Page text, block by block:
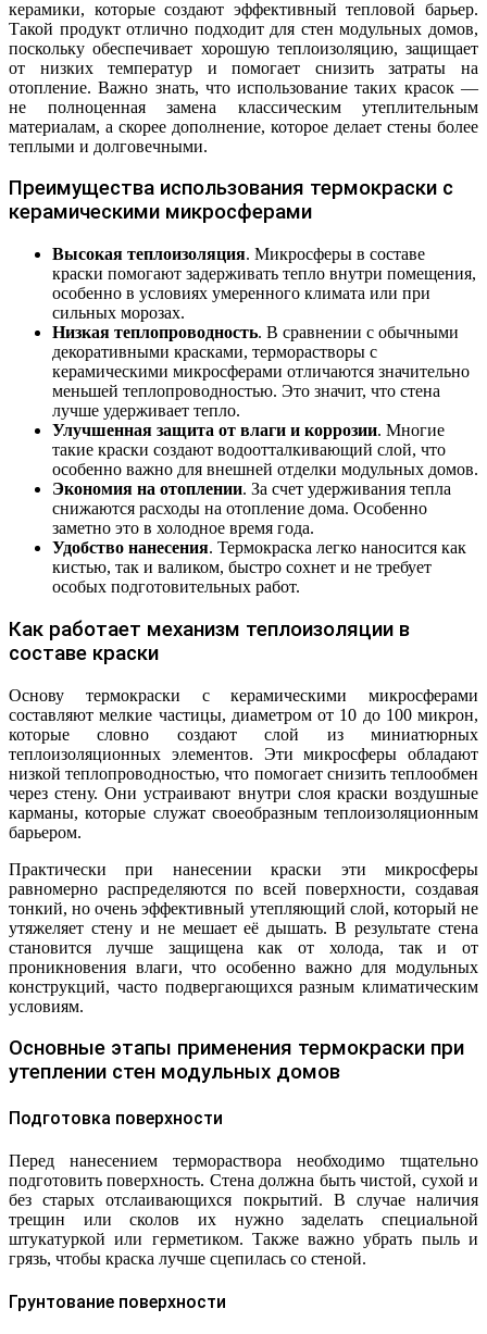
керамики, которые создают эффективный тепловой барьер.
Такой продукт отлично подходит для стен модульных домов,
поскольку обеспечивает хорошую теплоизоляцию, защищает
от низких температур и помогает снизить затраты на
отопление. Важно знать, что использование таких красок —
не полноценная замена классическим утеплительным
материалам, а скорее дополнение, которое делает стены более
теплыми и долговечными.
Преимущества использования термокраски с
керамическими микросферами
Высокая теплоизоляция. Микросферы в составе
краски помогают задерживать тепло внутри помещения,
особенно в условиях умеренного климата или при
сильных морозах.
Низкая теплопроводность. В сравнении с обычными
декоративными красками, терморастворы с
керамическими микросферами отличаются значительно
меньшей теплопроводностью. Это значит, что стена
лучше удерживает тепло.
Улучшенная защита от влаги и коррозии. Многие
такие краски создают водоотталкивающий слой, что
особенно важно для внешней отделки модульных домов.
Экономия на отоплении. За счет удерживания тепла
снижаются расходы на отопление дома. Особенно
заметно это в холодное время года.
Удобство нанесения. Термокраска легко наносится как
кистью, так и валиком, быстро сохнет и не требует
особых подготовительных работ.
Как работает механизм теплоизоляции в
составе краски
Основу термокраски с керамическими микросферами
составляют мелкие частицы, диаметром от 10 до 100 микрон,
которые словно создают слой из миниатюрных
теплоизоляционных элементов. Эти микросферы обладают
низкой теплопроводностью, что помогает снизить теплообмен
через стену. Они устраивают внутри слоя краски воздушные
карманы, которые служат своеобразным теплоизоляционным
барьером.
Практически при нанесении краски эти микросферы
равномерно распределяются по всей поверхности, создавая
тонкий, но очень эффективный утепляющий слой, который не
утяжеляет стену и не мешает её дышать. В результате стена
становится лучше защищена как от холода, так и от
проникновения влаги, что особенно важно для модульных
конструкций, часто подвергающихся разным климатическим
условиям.
Основные этапы применения термокраски при
утеплении стен модульных домов
Подготовка поверхности
Перед нанесением термораствора необходимо тщательно
подготовить поверхность. Стена должна быть чистой, сухой и
без старых отслаивающихся покрытий. В случае наличия
трещин или сколов их нужно заделать специальной
штукатуркой или герметиком. Также важно убрать пыль и
грязь, чтобы краска лучше сцепилась со стеной.
Грунтование поверхности